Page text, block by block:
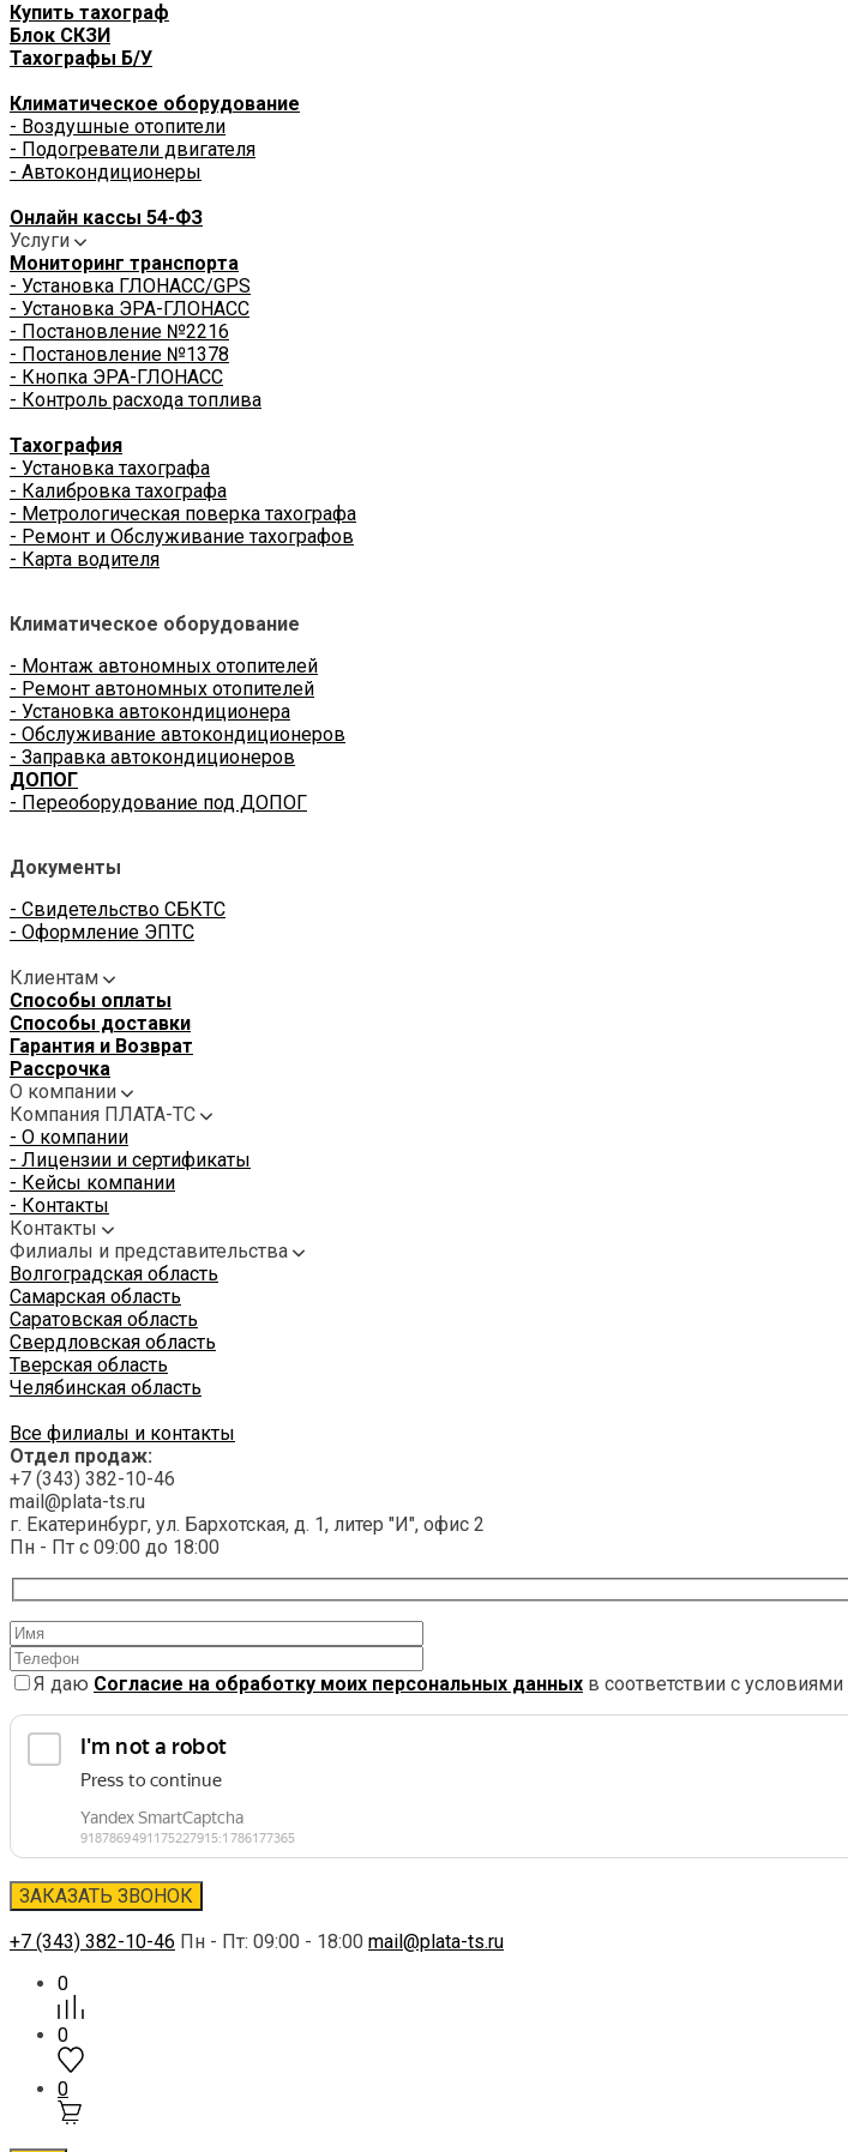
Купить тахограф
Блок СКЗИ
Тахографы Б/У
Климатическое оборудование
- Воздушные отопители
- Подогреватели двигателя
- Автокондиционеры
Онлайн кассы 54-ФЗ
Услуги
Мониторинг транспорта
- Установка ГЛОНАСС/GPS
- Установка ЭРА-ГЛОНАСС
- Постановление №2216
- Постановление №1378
- Кнопка ЭРА-ГЛОНАСС
- Контроль расхода топлива
Тахография
- Установка тахографа
- Калибровка тахографа
- Метрологическая поверка тахографа
- Ремонт и Обслуживание тахографов
- Карта водителя
Климатическое оборудование
- Монтаж автономных отопителей
- Ремонт автономных отопителей
- Установка автокондиционера
- Обслуживание автокондиционеров
- Заправка автокондиционеров
ДОПОГ
- Переоборудование под ДОПОГ
Документы
- Свидетельство СБКТС
- Оформление ЭПТС
Клиентам
Способы оплаты
Способы доставки
Гарантия и Возврат
Рассрочка
О компании
Компания ПЛАТА-ТС
- О компании
- Лицензии и сертификаты
- Кейсы компании
- Контакты
Контакты
Филиалы и представительства
Волгоградская область
Самарская область
Саратовская область
Свердловская область
Тверская область
Челябинская область
Все филиалы и контакты
Отдел продаж:
+7 (343) 382-10-46
mail@plata-ts.ru
г. Екатеринбург, ул. Бархотская, д. 1, литер "И", офис 2
Пн - Пт с 09:00 до 18:00
Я даю Согласие на обработку моих персональных данных в соответствии с условиями
+7 (343) 382-10-46 Пн - Пт: 09:00 - 18:00 mail@plata-ts.ru
0
0
0